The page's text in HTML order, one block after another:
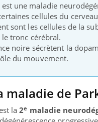
une maladie
cellules du
sont les cellules de la
tronc cérébral.
noire sécrètent la
du mouvement.
maladie de
la2e maladie